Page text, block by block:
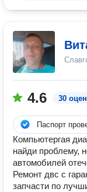
4.6 30
Паспорт
Компьютергая
найди проблему,
автомобилей
Ремонт двс с
запчасти по